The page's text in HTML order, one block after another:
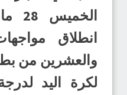
انطلاق
والعشرين من
لكرة اليد